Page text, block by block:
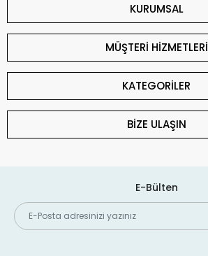
KURUMSAL
MÜŞTERİ HİZMETLERİ
KATEGORİLER
BİZE ULAŞIN
E-Bülten